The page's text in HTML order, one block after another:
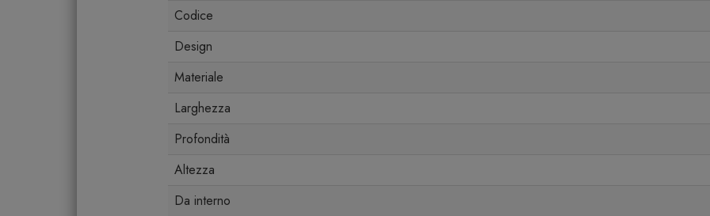
Codice
Design
Materiale
Larghezza
Profondità
Altezza
Da interno